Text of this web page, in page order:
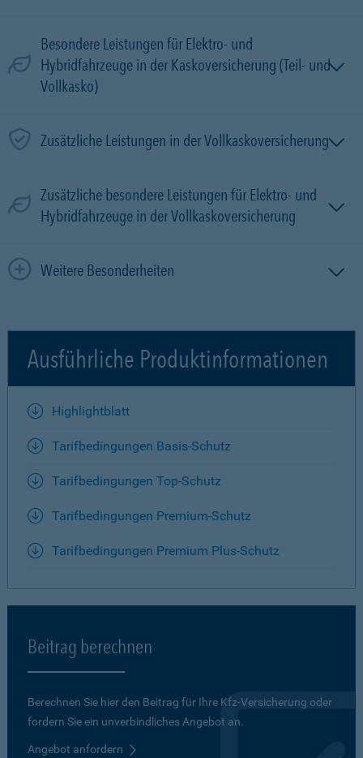
Besondere Leistungen für Elektro- und
Hybridfahrzeuge in der Kaskoversicherung (Teil- und
Vollkasko)
Zusätzliche Leistungen in der Vollkaskoversicherung
Zusätzliche besondere Leistungen für Elektro- und
Hybridfahrzeuge in der Vollkaskoversicherung
Weitere Besonderheiten
Ausführliche Produktinformationen
Highlightblatt
Tarifbedingungen Basis-Schutz
Tarifbedingungen Top-Schutz
Tarifbedingungen Premium-Schutz
Tarifbedingungen Premium Plus-Schutz
Beitrag berechnen
Berechnen Sie hier den Beitrag für Ihre Kfz-Versicherung oder
fordern Sie ein unverbindliches Angebot an.
Angebot anfordern